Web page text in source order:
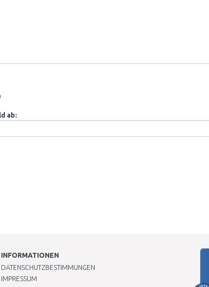
ab:
INFORMATIONEN
DATENSCHUTZBESTIMMUNGEN
IMPRESSUM